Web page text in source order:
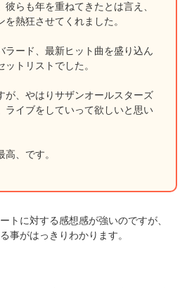
彼らも年を重ねてきたとは言え、
熱狂させてくれました。
ラード、最新ヒット曲を盛り込ん
トリストでした。
が、やはりサザンオールスターズ
ライブをしていって欲しいと思い
、です。
トに対する感想感が強いのですが、
事がはっきりわかります。